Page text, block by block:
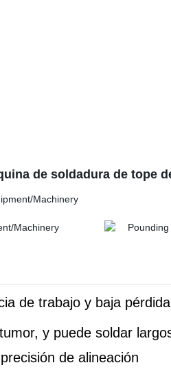
de soldadura de tope
de trabajo y baja
y puede soldar
de alineación